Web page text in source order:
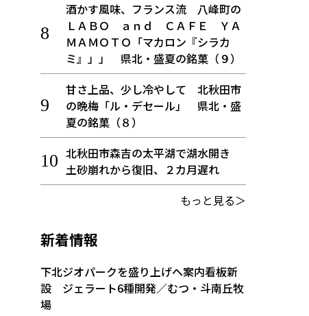
酒かす風味、フランス流 八峰町の
ＬＡＢＯ ａｎｄ ＣＡＦＥ ＹＡ
ＭＡＭＯＴＯ「マカロン『シラカ
ミ』」」 県北・盛夏の銘菓（９）
甘さ上品、少し冷やして 北秋田市
の晩梅「ル・デセール」 県北・盛
夏の銘菓（８）
北秋田市森吉の太平湖で湖水開き
土砂崩れから復旧、２カ月遅れ
もっと見る＞
新着情報
下北ジオパークを盛り上げへ案内看板新
設 ジェラート6種開発／むつ・斗南丘牧
場